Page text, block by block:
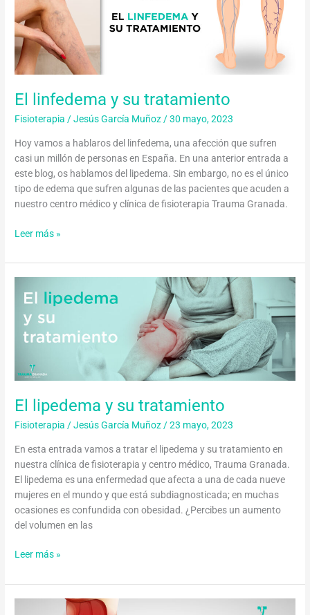
El linfedema y su tratamiento
Fisioterapia /Jesús García Muñoz/30 mayo, 2023
Hoy vamos a hablaros del linfedema, una afección que sufren
casi un millón de personas en España. En una anterior entrada a
este blog, os hablamos del lipedema. Sin embargo, no es el único
tipo de edema que sufren algunas de las pacientes que acuden a
nuestro centro médico y clínica de fisioterapia Trauma Granada.
su
tratamiento
Leer más »
El lipedema y su tratamiento
Fisioterapia /Jesús García Muñoz/23 mayo, 2023
En esta entrada vamos a tratar el lipedema y su tratamiento en
nuestra clínica de fisioterapia y centro médico, Trauma Granada.
El lipedema es una enfermedad que afecta a una de cada nueve
mujeres en el mundo y que está subdiagnosticada; en muchas
ocasiones es confundida con obesidad. ¿Percibes un aumento
del volumen en las
lipedema
su
tratamiento
Leer más »